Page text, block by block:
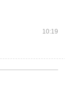
10:19